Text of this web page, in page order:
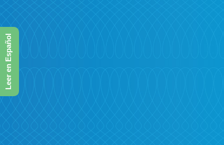
Otra historia
la próxima!
Leer en Español